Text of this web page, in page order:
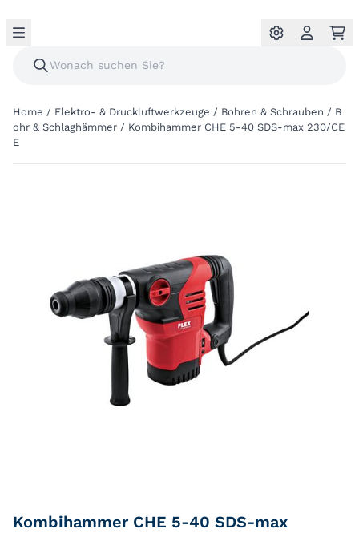
Home / Elektro- & Druckluftwerkzeuge / Bohren & Schrauben / B
ohr & Schlaghämmer / Kombihammer CHE 5-40 SDS-max 230/CE
E
Kombihammer CHE 5-40 SDS-max